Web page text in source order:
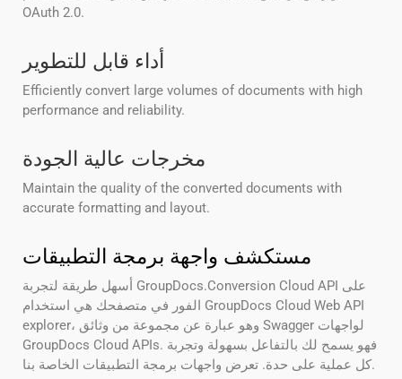
OAuth 2.0.
أداء قابل للتطوير
Efficiently convert large volumes of documents with high
performance and reliability.
مخرجات عالية الجودة
Maintain the quality of the converted documents with
accurate formatting and layout.
مستكشف واجهة برمجة التطبيقات
أسهل طريقة لتجربة GroupDocs.Conversion Cloud API على
الفور في متصفحك هي استخدام GroupDocs Cloud Web API
explorer، وهو عبارة عن مجموعة من وثائق Swagger لواجهات
GroupDocs Cloud APIs. فهو يسمح لك بالتفاعل بسهولة وتجربة
كل عملية على حدة. تعرض واجهات برمجة التطبيقات الخاصة بنا.